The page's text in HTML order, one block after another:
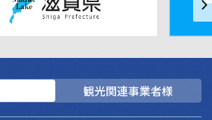
観光関連事業者様